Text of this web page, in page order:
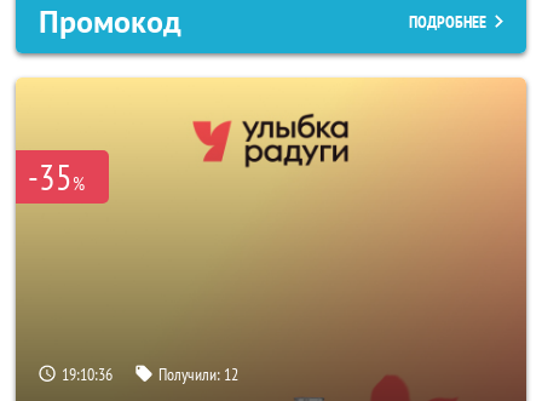
Промокод ПОДРОБНЕЕ
-35%
19:10:34 Получили: 12